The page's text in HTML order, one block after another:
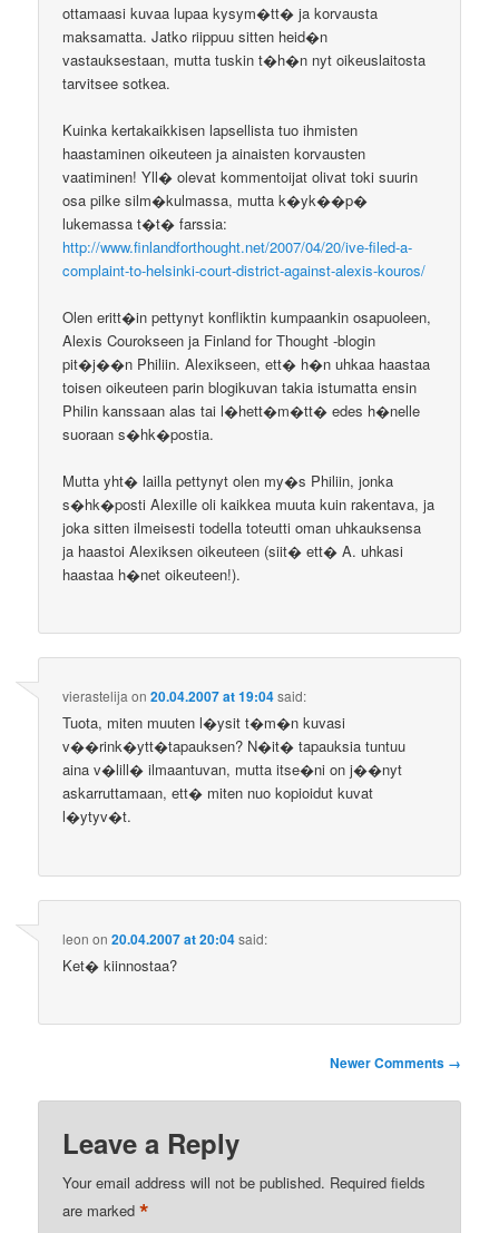
ottamaasi kuvaa lupaa kysym�tt� ja korvausta
maksamatta. Jatko riippuu sitten heid�n
vastauksestaan, mutta tuskin t�h�n nyt oikeuslaitosta
tarvitsee sotkea.
Kuinka kertakaikkisen lapsellista tuo ihmisten
haastaminen oikeuteen ja ainaisten korvausten
vaatiminen! Yll� olevat kommentoijat olivat toki suurin
osa pilke silm�kulmassa, mutta k�yk��p�
lukemassa t�t� farssia:
http://www.finlandforthought.net/2007/04/20/ive-filed-a-
complaint-to-helsinki-court-district-against-alexis-kouros/
Olen eritt�in pettynyt konfliktin kumpaankin osapuoleen,
Alexis Courokseen ja Finland for Thought -blogin
pit�j��n Philiin. Alexikseen, ett� h�n uhkaa haastaa
toisen oikeuteen parin blogikuvan takia istumatta ensin
Philin kanssaan alas tai l�hett�m�tt� edes h�nelle
suoraan s�hk�postia.
Mutta yht� lailla pettynyt olen my�s Philiin, jonka
s�hk�posti Alexille oli kaikkea muuta kuin rakentava, ja
joka sitten ilmeisesti todella toteutti oman uhkauksensa
ja haastoi Alexiksen oikeuteen (siit� ett� A. uhkasi
haastaa h�net oikeuteen!).
vierastelijaon20.04.2007 at 19:04said:
Tuota, miten muuten l�ysit t�m�n kuvasi
v��rink�ytt�tapauksen? N�it� tapauksia tuntuu
aina v�lill� ilmaantuvan, mutta itse�ni on j��nyt
askarruttamaan, ett� miten nuo kopioidut kuvat
l�ytyv�t.
leon on20.04.2007 at 20:04said:
Ket� kiinnostaa?
Newer Comments →
Leave a Reply
Your email address will not be published. Required fields
are marked*